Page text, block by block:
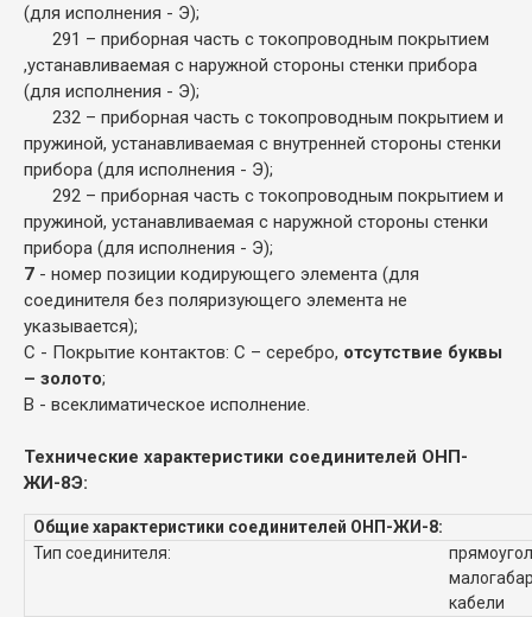
(для исполнения - Э);
291 – приборная часть с токопроводным покрытием
,устанавливаемая с наружной стороны стенки прибора
(для исполнения - Э);
232 – приборная часть с токопроводным покрытием и
пружиной, устанавливаемая с внутренней стороны стенки
прибора (для исполнения - Э);
292 – приборная часть с токопроводным покрытием и
пружиной, устанавливаемая с наружной стороны стенки
прибора (для исполнения - Э);
7 - номер позиции кодирующего элемента (для
соединителя без поляризующего элемента не
указывается);
С - Покрытие контактов: С – серебро, отсутствие буквы
– золото;
В - всеклиматическое исполнение.
Технические характеристики соединителей ОНП-
ЖИ-8Э:
Общие характеристики соединителей ОНП-ЖИ-8:
Тип соединителя:
кабели